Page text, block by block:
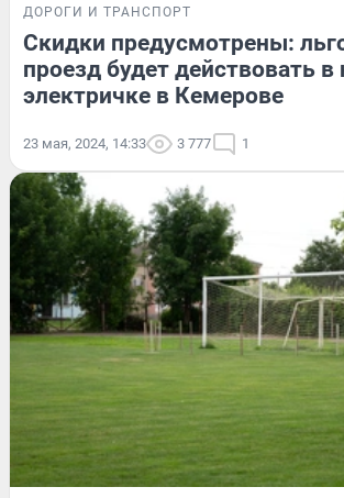
ДОРОГИ И ТРАНСПОРТ
Скидки предусмотрены:
проезд будет действовать в
электричке в Кемерове
23 мая, 2024, 14:33 3 777 1